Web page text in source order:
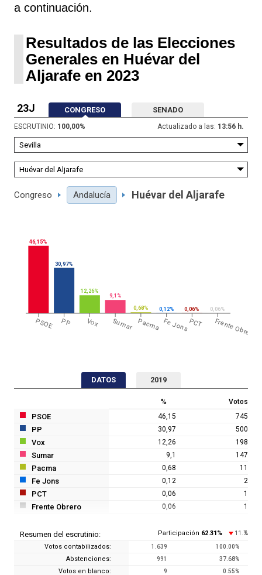
a continuación.
Resultados de las Elecciones
Generales en Huévar del
Aljarafe en 2023
23J CONGRESO SENADO
ESCRUTINIO: 100,00% Actualizado a las: 13:56 h.
Congreso Andalucía Huévar del Aljarafe
PSOE PP Vox Sumar Pacma Fe JonsPCT Frente Obrero
46,15%
30,97%
12,26%
9,1%
0,68% 0,12% 0,06% 0,06%
DATOS 2019
% Votos
PSOE 46,15 745
PP 30,97 500
Vox 12,26 198
Sumar 9,1 147
Pacma 0,68 11
Fe Jons 0,12 2
PCT 0,06 1
Frente Obrero 0,06 1
Resumen del escrutinio: Participación 62.31% 11.7%
Votos contabilizados: 1.639 100.00%
Abstenciones: 991 37.68%
Votos en blanco: 9 0.55%